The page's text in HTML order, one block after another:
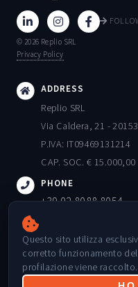
© 2026 Replio SRL
Privacy Policy
ADDRESS
Replio SRL
Via Caldera, 21 -
P.IVA: IT09469131214
CAP. SOC. € 15.000,00
PHONE
+39 02 8088 8054
info@replio.it
ORARI
Lunedì - Venerdì: 09:00 -
Questo sito utilizza
corretto funzionamento
profilazione viene raccolto.